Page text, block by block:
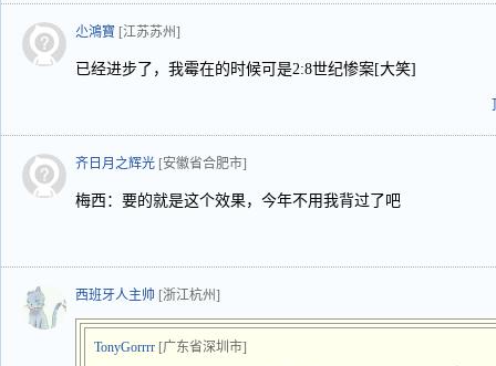
尐鴻寶 [江苏苏州]
已经进步了，我霉在的时候可是2:8世纪惨案[大笑]
齐日月之辉光 [安徽省合肥市]
梅西：要的就是这个效果，今年不用我背过了吧
西班牙人主帅 [浙江杭州]
TonyGorrrr [广东省深圳市]